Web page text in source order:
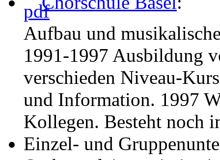
Aufbau und
1991-1997 Ausbildung
verschieden Niveau-
und Information. 1997
Kollegen. Besteht noch
Einzel- und